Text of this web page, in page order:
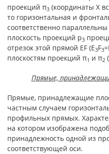
проекций π3 (координаты Х
то горизонтальная и
соответственно
плоскость проекций p3
отрезок этой прямой EF (E3F3
плоскостям проекций π1 и π2
Прямые,
Прямые, принадлежащие
частным случаем
профильных прямых.
на котором изображена
принадлежность одной из
соответствующей оси.